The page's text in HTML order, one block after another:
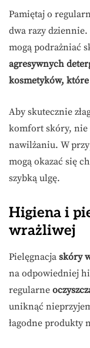
Pamiętaj o
dwa razy
mogą podrażniać
agresywnych
kosmetyków,
Aby skutecznie
komfort skóry, nie
nawilżaniu. W
mogą okazać się
szybką ulgę.
Higiena i
wrażliwej
Pielęgnacja skóry
na odpowiedniej
regularne
uniknąć
łagodne produkty